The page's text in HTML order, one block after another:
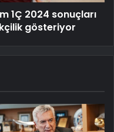
1Ç 2024 sonuçları
gösteriyor